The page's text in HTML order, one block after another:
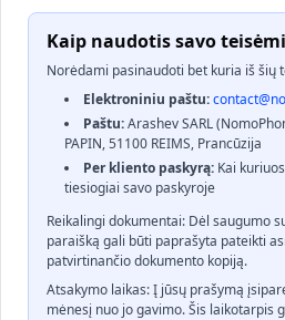
Kaip naudotis savo
Norėdami pasinaudoti bet kuria iš šių
Elektroniniu paštu:
Paštu:Arashev SARL
PAPIN, 51100 REIMS, Prancūzija
Per kliento paskyrą: Kai
tiesiogiai savo paskyroje
Reikalingi dokumentai: Dėl saugumo
paraišką gali būti paprašyta pateikti
patvirtinančio dokumento kopiją.
Atsakymo laikas: Į jūsų prašymą
mėnesį nuo jo gavimo. Šis laikotarpis